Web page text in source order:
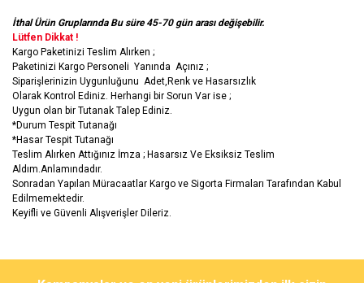
İthal Ürün Gruplarında Bu süre 45-70 gün arası değişebilir.
Lütfen Dikkat !
Kargo Paketinizi Teslim Alırken ;
Paketinizi Kargo Personeli Yanında Açınız ;
Siparişlerinizin Uygunluğunu Adet,Renk ve Hasarsızlık
Olarak Kontrol Ediniz. Herhangi bir Sorun Var ise ;
Uygun olan bir Tutanak Talep Ediniz.
*Durum Tespit Tutanağı
*Hasar Tespit Tutanağı
Teslim Alırken Attığınız İmza ; Hasarsız Ve Eksiksiz Teslim
Aldım.Anlamındadır.
Sonradan Yapılan Müracaatlar Kargo ve Sigorta Firmaları Tarafından Kabul
Edilmemektedir.
Keyifli ve Güvenli Alışverişler Dileriz.
Bu ürüne ilk yorumu siz yapın!